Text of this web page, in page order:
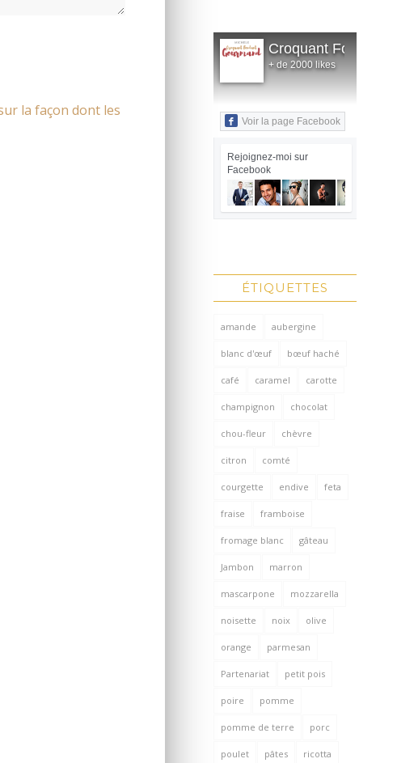
la façon dont les
Croquant Fondant
+ de 2000 likes
Voir la page Facebook
Rejoignez-moi sur
Facebook
ÉTIQUETTES
amande aubergine
blanc d'œuf bœuf haché
café caramel carotte
champignon chocolat
chou-fleur chèvre
citron comté
courgette endive feta
fraise framboise
fromage blanc gâteau
Jambon marron
mascarpone mozzarella
noisette noix olive
orange parmesan
Partenariat petit pois
poire pomme
pomme de terre porc
poulet pâtes ricotta